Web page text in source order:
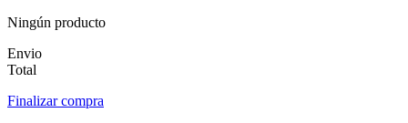
Ningún producto
Envio
Total
Finalizar compra